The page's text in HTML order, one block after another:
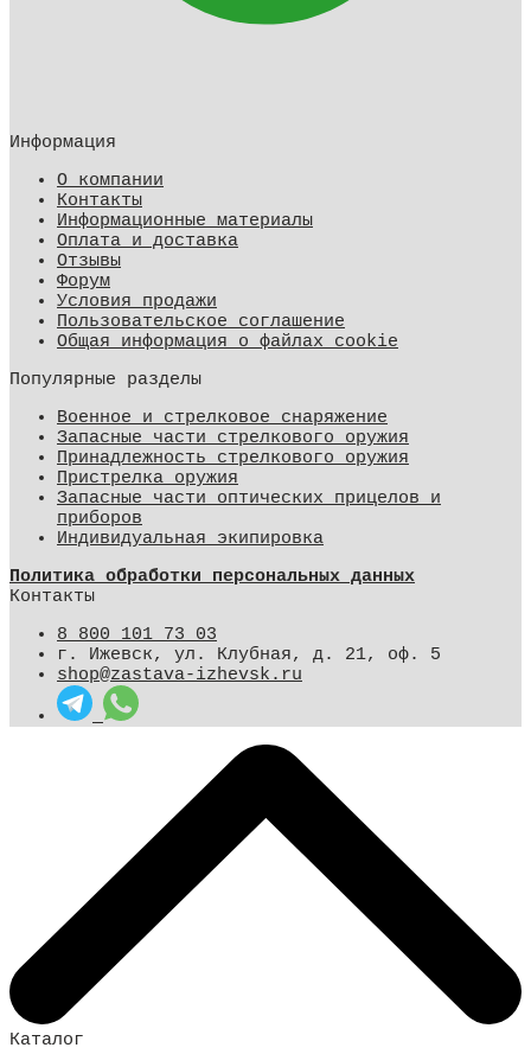
Информация
О компании
Контакты
Информационные материалы
Оплата и доставка
Отзывы
Форум
Условия продажи
Пользовательское соглашение
Общая информация о файлах cookie
Популярные разделы
Военное и стрелковое снаряжение
Запасные части стрелкового оружия
Принадлежность стрелкового оружия
Пристрелка оружия
Запасные части оптических прицелов и
приборов
Индивидуальная экипировка
Политика обработки персональных данных
Контакты
8 800 101 73 03
г. Ижевск, ул. Клубная, д. 21, оф. 5
shop@zastava-izhevsk.ru
Каталог